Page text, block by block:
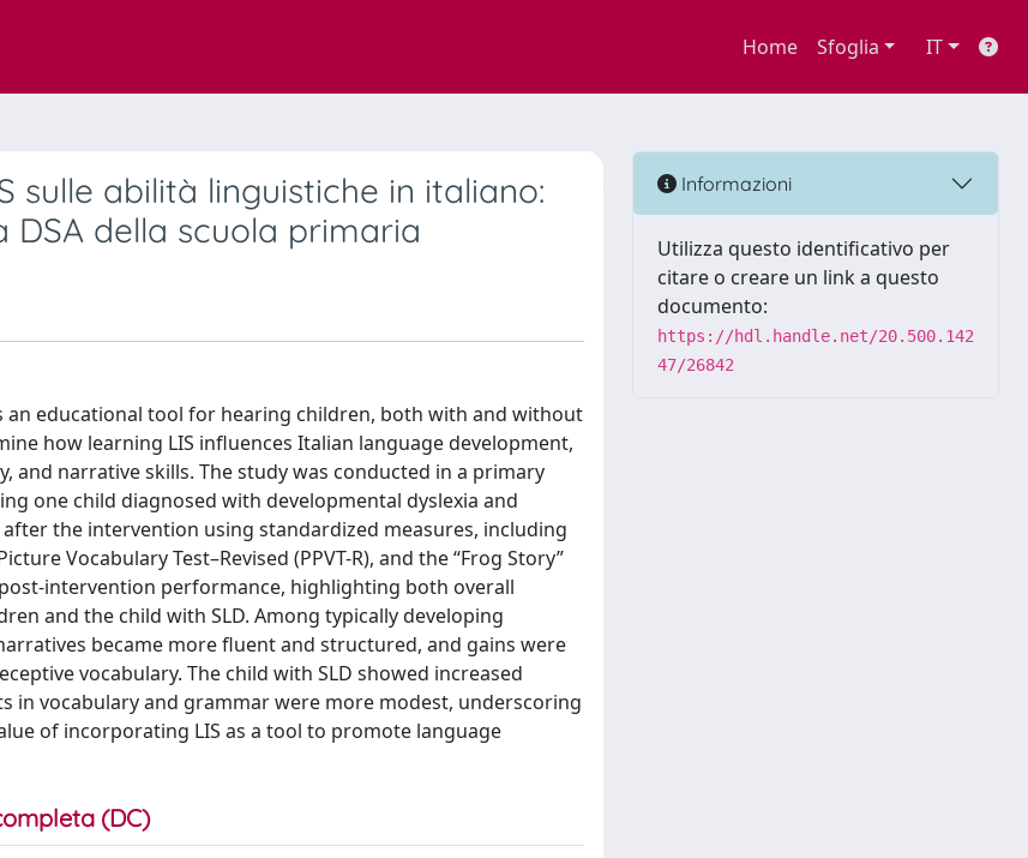
Home Sfoglia IT
sulle abilità linguistiche in italiano:
DSA della scuola primaria
an educational tool for hearing children, both with and without
how learning LIS influences Italian language development,
narrative skills. The study was conducted in a primary
one child diagnosed with developmental dyslexia and
the intervention using standardized measures, including
Vocabulary Test–Revised (PPVT-R), and the “Frog Story”
intervention performance, highlighting both overall
and the child with SLD. Among typically developing
became more fluent and structured, and gains were
vocabulary. The child with SLD showed increased
in vocabulary and grammar were more modest, underscoring
of incorporating LIS as a tool to promote language
(DC)
Informazioni
Utilizza questo identificativo per
citare o creare un link a questo
documento:
https://hdl.handle.net/20.500.142
47/26842